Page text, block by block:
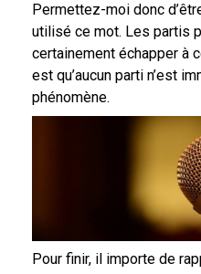
Permettez-moi donc
utilisé ce mot. Les partis
certainement échapper à
est qu’aucun parti n’est
phénomène.
Pour finir, il importe de